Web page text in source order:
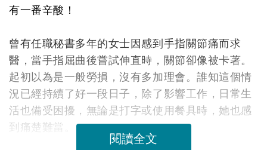
有一番辛酸！
曾有任職秘書多年的女士因感到手指關節痛而求
醫，當手指屈曲後嘗試伸直時，關節卻像被卡著。
起初以為是一般勞損，沒有多加理會。誰知這個情
況已經持續了好一段日子，除了影響工作，日常生
活也備受困擾，無論是打字或使用餐具時，她也感
到痛楚難當。
閱讀全文